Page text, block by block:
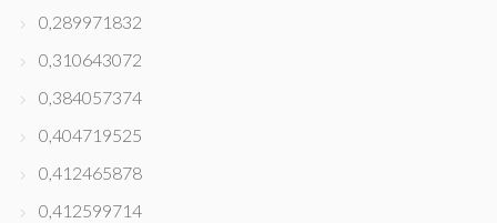
0,289971832
0,310643072
0,384057374
0,404719525
0,412465878
0,412599714